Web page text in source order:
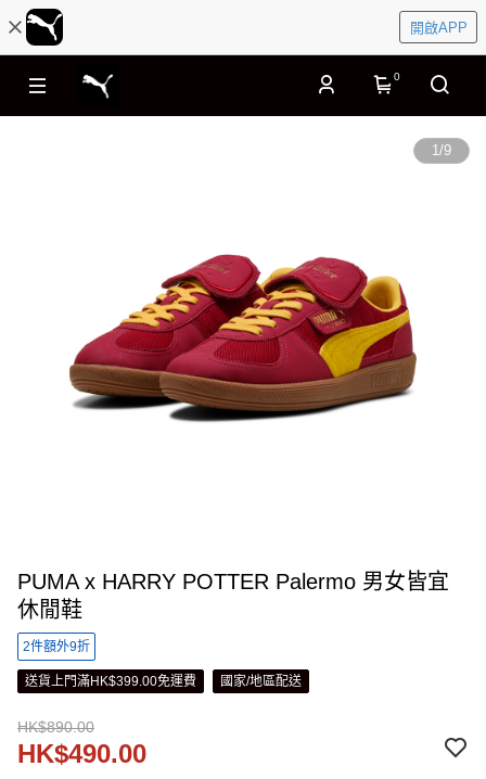
開啟APP
0
1/9
PUMA x HARRY POTTER Palermo 男女皆宜
休閒鞋
2件額外9折
送貨上門滿HK$399.00免運費 國家/地區配送
HK$890.00
HK$490.00